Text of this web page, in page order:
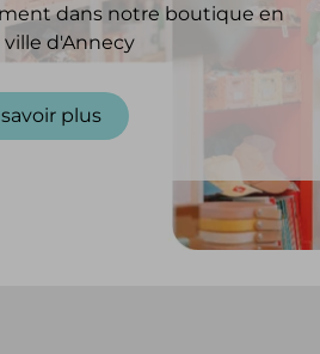
dans notre boutique en
d'Annecy
plus